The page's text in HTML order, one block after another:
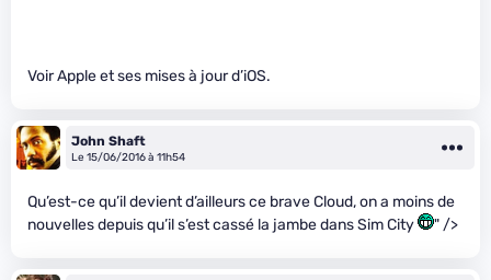
Voir Apple et ses mises à jour d’iOS.
John Shaft
Le 15/06/2016 à 11h54
Qu’est-ce qu’il devient d’ailleurs ce brave Cloud, on a moins de
nouvelles depuis qu’il s’est cassé la jambe dans Sim City
" />